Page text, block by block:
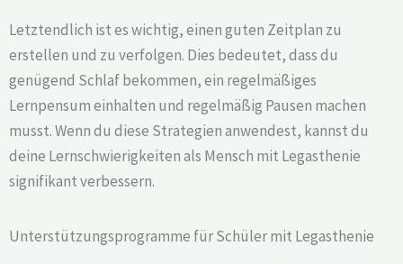
Letztendlich ist es wichtig, einen guten Zeitplan zu
erstellen und zu verfolgen. Dies bedeutet, dass du
genügend Schlaf bekommen, ein regelmäßiges
Lernpensum einhalten und regelmäßig Pausen machen
musst. Wenn du diese Strategien anwendest, kannst du
deine Lernschwierigkeiten als Mensch mit Legasthenie
signifikant verbessern.
Unterstützungsprogramme für Schüler mit Legasthenie